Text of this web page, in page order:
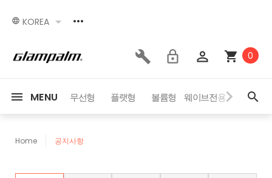
KOREA
0
MENU
리 이벤트 무선형 플랫형 볼륨형 웨이브전용 드라이어
Home 공지사항